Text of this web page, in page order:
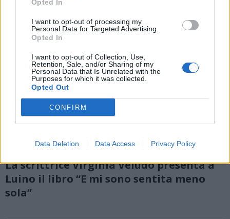
Opted In
I want to opt-out of processing my
Personal Data for Targeted Advertising.
Opted In
I want to opt-out of Collection, Use,
Retention, Sale, and/or Sharing of my
Personal Data that Is Unrelated with the
Purposes for which it was collected.
Opted Out
CONFIRM
Data Deletion Data Access Privacy Policy
La scrittrice Virginia Veludo presenta a
Luino il libro “E mi sono sentita meno
sola”